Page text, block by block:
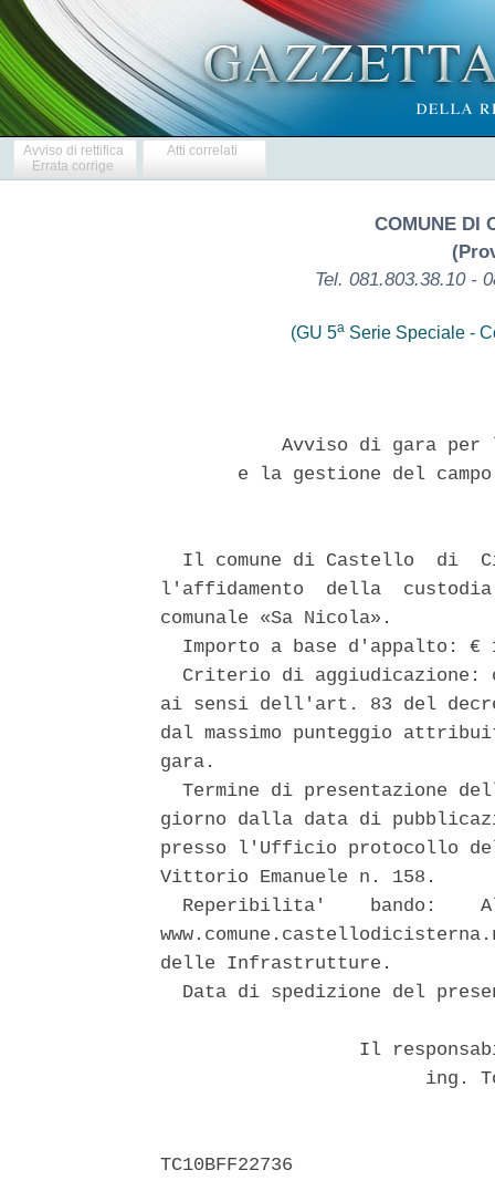
Avviso di rettifica
Errata corrige
Atti correlati
COMUNE DI
Tel. 081.803.38.10 -
(GU 5a Serie Speciale -
Avviso di gara
e la gestione del
Il comune di Castello  di
l'affidamento  della
comunale «Sa Nicola».
Importo a base d'appalto:
Criterio di aggiudicazione:
ai sensi dell'art. 83 del
dal massimo punteggio
gara.
Termine di presentazione
giorno dalla data di
presso l'Ufficio protocollo
Vittorio Emanuele n. 158.
Reperibilita'    bando:
delle Infrastrutture.
Data di spedizione del
Il
ing.